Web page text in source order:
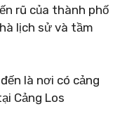
rũ của thành phố
lịch sử và tầm
là nơi có cảng
Cảng Los